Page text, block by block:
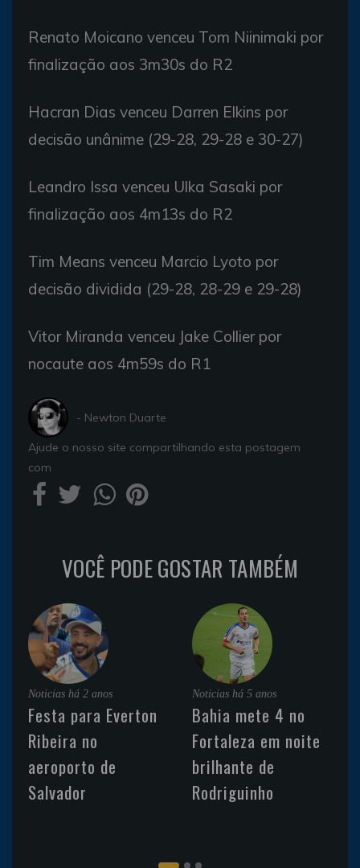
Renato Moicano venceu Tom Niinimaki por
finalização aos 3m30s do R2
Hacran Dias venceu Darren Elkins por
decisão unânime (29-28, 29-28 e 30-27)
Leandro Issa venceu Ulka Sasaki por
finalização aos 4m13s do R2
Tim Means venceu Marcio Lyoto por
decisão dividida (29-28, 28-29 e 29-28)
Vitor Miranda venceu Jake Collier por
nocaute aos 4m59s do R1
- Newton Duarte
Ajude o nosso site compartilhando esta postagem
com
VOCÊ PODE GOSTAR TAMBÉM
Noticias há 2 anos
Festa para Everton
Ribeira no
aeroporto de
Salvador
Noticias há 5 anos
Bahia mete 4 no
Fortaleza em noite
brilhante de
Rodriguinho